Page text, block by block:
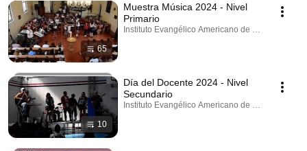
65
Muestra Música 2024 - Nivel
Primario
Instituto Evangélico Americano de Villa del
10
Día del Docente 2024 - Nivel
Secundario
Instituto Evangélico Americano de Villa del